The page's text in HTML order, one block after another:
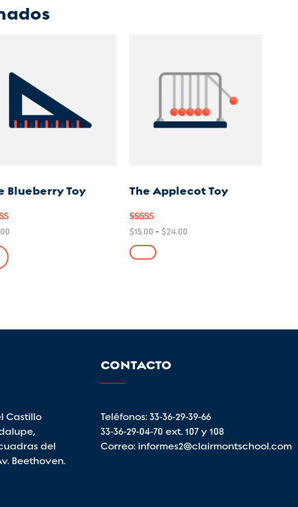
Blueberry Toy The Applecot Toy
Valorad
o en
4.00
de 5
$15.00 - $24.00
Este
pueden
producto
Castillo
del
Beethoven.
CONTACTO
Teléfonos:33-36-29-39-66
33-36-29-04-70ext. 107 y 108
Correo: informes2@clairmontschool.com